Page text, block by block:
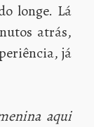
longe. Lá
atrás,
já
aqui